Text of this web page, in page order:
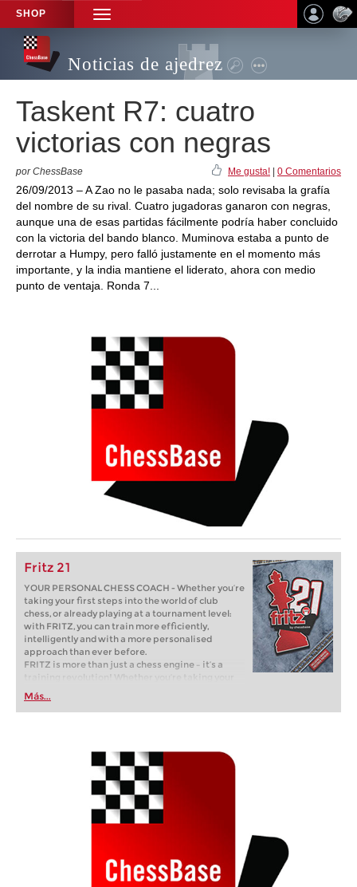
SHOP
TOGGLE
NAVIGATION
Noticias de ajedrez
Taskent R7: cuatro
victorias con negras
por ChessBase Me gusta! 0 Comentarios
26/09/2013 – A Zao no le pasaba nada; solo revisaba la grafía
del nombre de su rival. Cuatro jugadoras ganaron con negras,
aunque una de esas partidas fácilmente podría haber concluido
con la victoria del bando blanco. Muminova estaba a punto de
derrotar a Humpy, pero falló justamente en el momento más
importante, y la india mantiene el liderato, ahora con medio
punto de ventaja. Ronda 7...
Fritz 21
YOUR PERSONAL CHESS COACH - Whether you’re
taking your first steps into the world of club
chess, or already playing at a tournament level:
with FRITZ, you can train more efficiently,
intelligently and with a more personalised
approach than ever before.
FRITZ is more than just a chess engine – it’s a
training revolution! Whether you’re taking your
first steps into the world of club chess, or already
playing at a tournament level: with FRITZ, you can
train more efficiently, intelligently and with a
Más...